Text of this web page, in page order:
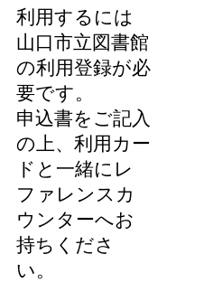
利用するには
山口市立図書館
の利用登録が必
要です。
申込書をご記入
の上、利用カー
ドと一緒にレ
ファレンスカ
ウンターへお
持ちくださ
い。